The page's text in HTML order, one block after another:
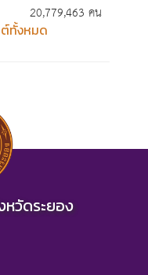
20,779,463 คน
ทั้งหมด
หวัดระยอง